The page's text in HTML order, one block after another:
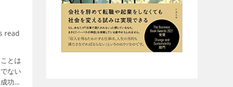
read
とは
ない
功さ